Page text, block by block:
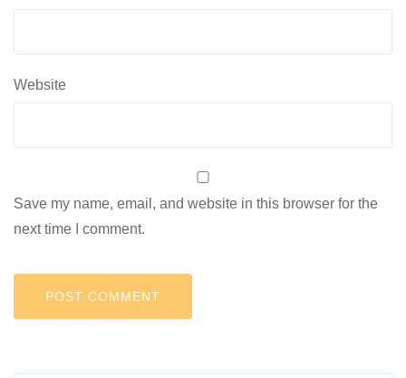
Website
Save my name, email, and website in this browser for the
next time I comment.